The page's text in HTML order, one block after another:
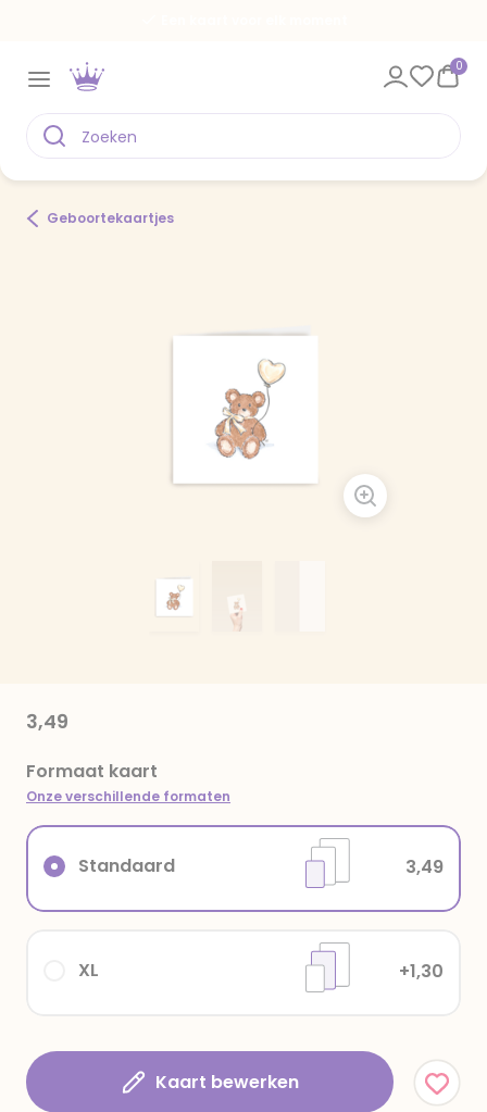
0
Geboortekaartjes
3,49
Formaat kaart
Onze verschillende formaten
XL +1,30
Standaard 3,49
Kaart bewerken